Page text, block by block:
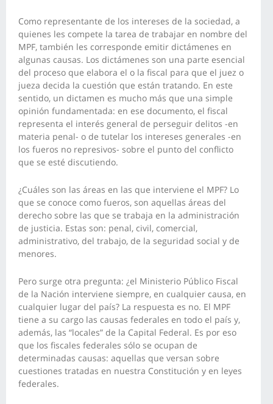
Como representante de los intereses de la sociedad, a
quienes les compete la tarea de trabajar en nombre del
MPF, también les corresponde emitir dictámenes en
algunas causas. Los dictámenes son una parte esencial
del proceso que elabora el o la fiscal para que el juez o
jueza decida la cuestión que están tratando. En este
sentido, un dictamen es mucho más que una simple
opinión fundamentada: en ese documento, el fiscal
representa el interés general de perseguir delitos -en
materia penal- o de tutelar los intereses generales -en
los fueros no represivos- sobre el punto del conflicto
que se esté discutiendo.
¿Cuáles son las áreas en las que interviene el MPF? Lo
que se conoce como fueros, son aquellas áreas del
derecho sobre las que se trabaja en la administración
de justicia. Estas son: penal, civil, comercial,
administrativo, del trabajo, de la seguridad social y de
menores.
Pero surge otra pregunta: ¿el Ministerio Público Fiscal
de la Nación interviene siempre, en cualquier causa, en
cualquier lugar del país? La respuesta es no. El MPF
tiene a su cargo las causas federales en todo el país y,
además, las “locales” de la Capital Federal. Es por eso
que los fiscales federales sólo se ocupan de
determinadas causas: aquellas que versan sobre
cuestiones tratadas en nuestra Constitución y en leyes
federales.